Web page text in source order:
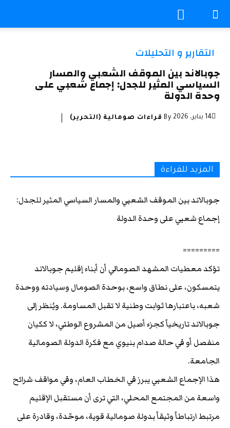
التقارير و التحليلات
جوبالاند بين الموقف الشعبي والمسار
السياسي المثير للجدل: إجماع شعبي على
وحدة الدولة
14 يناير، 2026 By قراءات صومالية (التحرير)
المزيد للقراءة
جوبالاند بين الموقف الشعبي والمسار السياسي المثير للجدل:
إجماع شعبي على وحدة الدولة
=========
تؤكد معطيات المشهد الصومالي أن أبناء إقليم جوبالاند
يتمسكون، على نطاق واسع، بوحدة الصومال وسيادته ووحدة
شعبه، باعتبارها ثوابت وطنية لا تقبل المساومة. ويُنظر إلى
جوبالاند تاريخياً كجزء أصيل من المشروع الوطني، لا ككيان
منفصل أو في حالة صدام بنيوي مع فكرة الدولة الصومالية
الجامعة.
هذا الإجماع الشعبي يبرز في الخطاب العام، وفي مواقف شرائح
واسعة من المجتمع المحلي، التي ترى أن مستقبل الإقليم
مرتبط ارتباطاً وثيقاً بدولة صومالية قوية، موحّدة، وقادرة على